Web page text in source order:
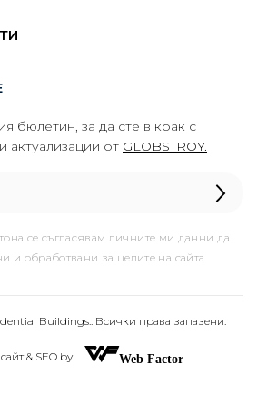
бюлетин, за да сте в крак с
актуализации от GLOBSTROY.
се съгласявам личните ми данни да
и обработвани за целите на сайта.
Buildings.. Всички права запазени.
& SEO by